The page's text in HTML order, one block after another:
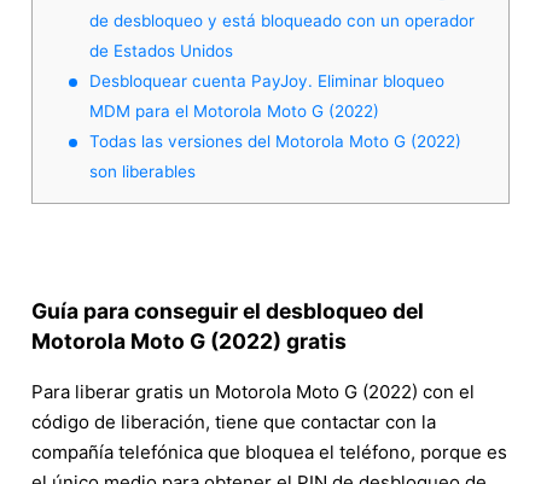
de desbloqueo y está bloqueado con un operador
de Estados Unidos
Desbloquear cuenta PayJoy. Eliminar bloqueo
MDM para el Motorola Moto G (2022)
Todas las versiones del Motorola Moto G (2022)
son liberables
Guía para conseguir el desbloqueo del
Motorola Moto G (2022) gratis
Para liberar gratis un Motorola Moto G (2022) con el
código de liberación, tiene que contactar con la
compañía telefónica que bloquea el teléfono, porque es